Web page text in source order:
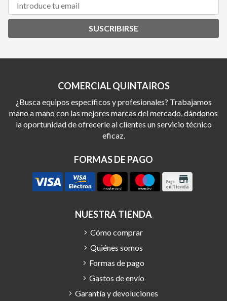
SUSCRIBIRSE
COMERCIAL QUINTAIROS
¿Busca equipos específicos y profesionales? Trabajamos
mano a mano con las mejores marcas del mercado, dándonos
la oportunidad de ofrecerle al clientes un servicio técnico
eficaz.
FORMAS DE PAGO
NUESTRA TIENDA
Cómo comprar
Quiénes somos
Formas de pago
Gastos de envío
Garantía y devoluciones